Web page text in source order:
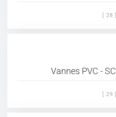
[ 28 ]
Vannes PVC -
[ 29 ]